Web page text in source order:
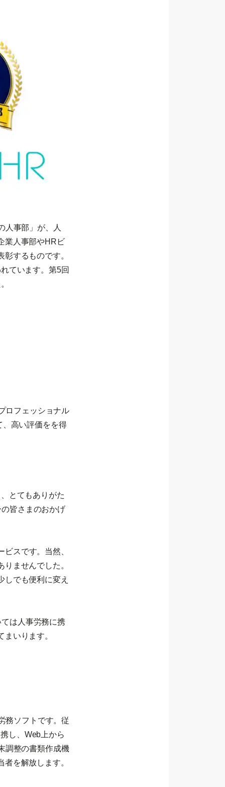
人事部」が、人
業人事部やHRビ
するものです。
ています。第5回
ロフェッショナル
、高い評価をを得
とてもありがた
皆さまのおかげ
スです。当然、
ませんでした。
しでも便利に変え
は人事労務に携
いります。
務ソフトです。従
し、Web上から
調整の書類作成機
を解放します。